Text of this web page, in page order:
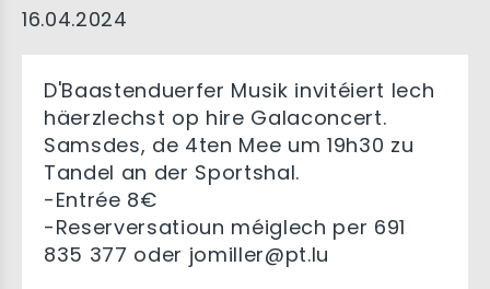
16.04.2024
D'Baastenduerfer Musik invitéiert Iech
häerzlechst op hire Galaconcert.
Samsdes, de 4ten Mee um 19h30 zu
Tandel an der Sportshal.
-Entrée 8€
-Reserversatioun méiglech per 691
835 377 oder jomiller@pt.lu